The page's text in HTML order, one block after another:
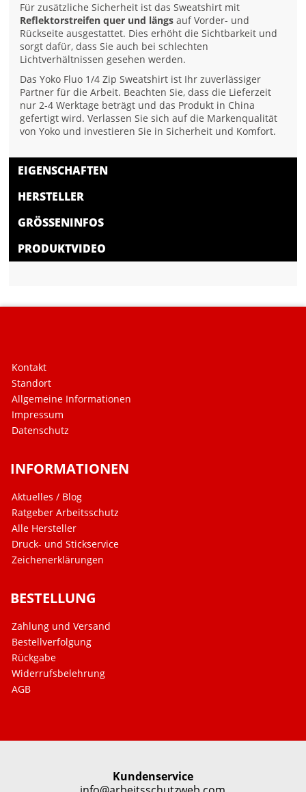
Für zusätzliche Sicherheit ist das Sweatshirt mit
Reflektorstreifen quer und längs auf Vorder- und
Rückseite ausgestattet. Dies erhöht die Sichtbarkeit und
sorgt dafür, dass Sie auch bei schlechten
Lichtverhältnissen gesehen werden.
Das Yoko Fluo 1/4 Zip Sweatshirt ist Ihr zuverlässiger
Partner für die Arbeit. Beachten Sie, dass die Lieferzeit
nur 2-4 Werktage beträgt und das Produkt in China
gefertigt wird. Verlassen Sie sich auf die Markenqualität
von Yoko und investieren Sie in Sicherheit und Komfort.
EIGENSCHAFTEN
HERSTELLER
GRÖSSENINFOS
PRODUKTVIDEO
Kontakt
Standort
Allgemeine Informationen
Impressum
Datenschutz
INFORMATIONEN
Aktuelles / Blog
Ratgeber Arbeitsschutz
Alle Hersteller
Druck- und Stickservice
Zeichenerklärungen
BESTELLUNG
Zahlung und Versand
Bestellverfolgung
Rückgabe
Widerrufsbelehrung
AGB
Kundenservice